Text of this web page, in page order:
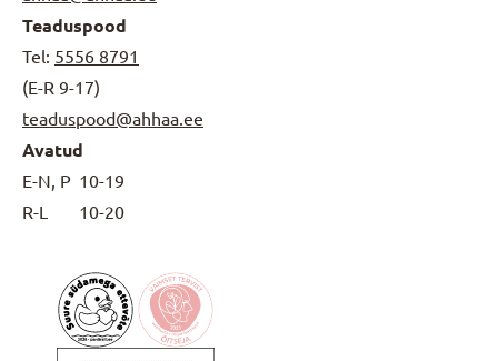
Teaduspood
Tel: 5556 8791
(E-R 9-17)
teaduspood@ahhaa.ee
Avatud
E-N, P 10-19
R-L
10-20